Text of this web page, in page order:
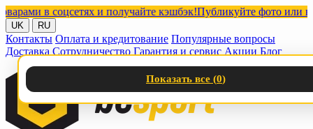
в соцсетях и получайте кэшбэк!Публикуйте фото или видео
UK RU
Контакты Оплата и кредитование Популярные вопросы
Доставка Сотрудничество Гарантия и сервис Акции Блог
Показать все (0)